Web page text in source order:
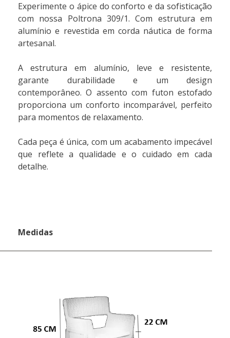
Experimente o ápice do conforto e da sofisticação
com nossa Poltrona 309/1. Com estrutura em
alumínio e revestida em corda náutica de forma
artesanal.
A estrutura em alumínio, leve e resistente,
garante durabilidade e um design
contemporâneo. O assento com futon estofado
proporciona um conforto incomparável, perfeito
para momentos de relaxamento.
Cada peça é única, com um acabamento impecável
que reflete a qualidade e o cuidado em cada
detalhe.
Medidas